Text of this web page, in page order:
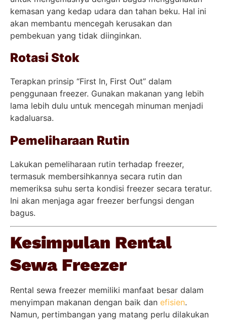
kemasan yang kedap udara dan tahan beku. Hal ini
akan membantu mencegah kerusakan dan
pembekuan yang tidak diinginkan.
Rotasi Stok
Terapkan prinsip “First In, First Out” dalam
penggunaan freezer. Gunakan makanan yang lebih
lama lebih dulu untuk mencegah minuman menjadi
kadaluarsa.
Pemeliharaan Rutin
Lakukan pemeliharaan rutin terhadap freezer,
termasuk membersihkannya secara rutin dan
memeriksa suhu serta kondisi freezer secara teratur.
Ini akan menjaga agar freezer berfungsi dengan
bagus.
Kesimpulan Rental
Sewa Freezer
Rental sewa freezer memiliki manfaat besar dalam
menyimpan makanan dengan baik dan efisien.
Namun, pertimbangan yang matang perlu dilakukan